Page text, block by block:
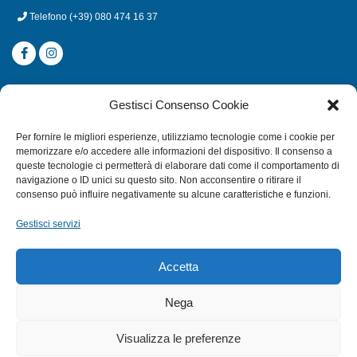
Gestisci Consenso Cookie
Per fornire le migliori esperienze, utilizziamo tecnologie come i cookie per
memorizzare e/o accedere alle informazioni del dispositivo. Il consenso a
queste tecnologie ci permetterà di elaborare dati come il comportamento di
navigazione o ID unici su questo sito. Non acconsentire o ritirare il
consenso può influire negativamente su alcune caratteristiche e funzioni.
Gestisci servizi
Accetta
Nega
Visualizza le preferenze
Telefono (+39) 080 474 16 37
CATEGORIE
MULINELLI
CANNE
ACCESSORI NAUTICI
TERMINI E CONDIZIONI